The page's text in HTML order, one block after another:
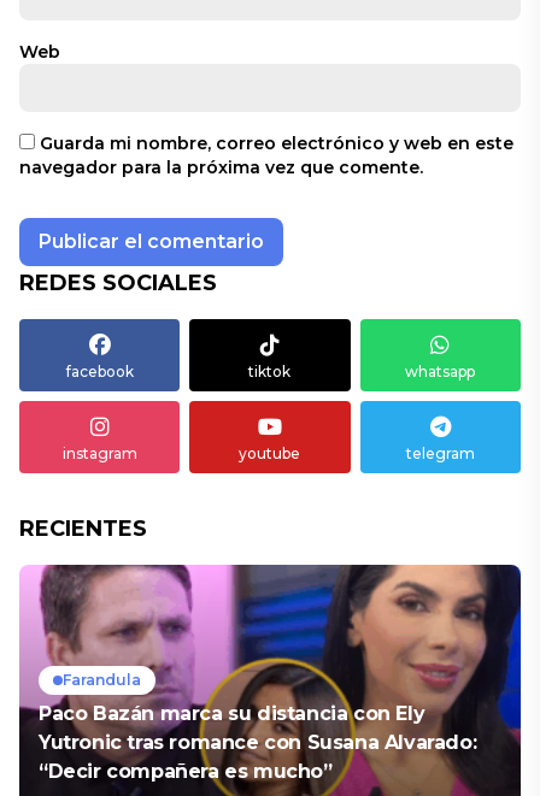
Web
Guarda mi nombre, correo electrónico y web en este
navegador para la próxima vez que comente.
REDES SOCIALES
facebook tiktok whatsapp
instagram youtube telegram
RECIENTES
Farandula
Paco Bazán marca su distancia con Ely
Yutronic tras romance con Susana Alvarado:
“Decir compañera es mucho”